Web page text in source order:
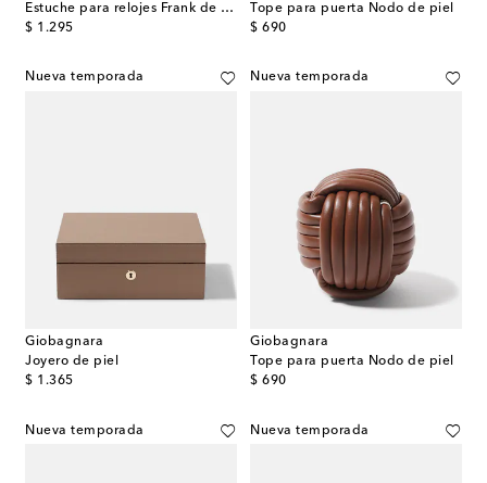
Estuche para relojes Frank de piel
$ 1.295
original price
Tope para puerta Nodo de piel
$ 690
original price
Nueva temporada
Giobagnara
Joyero de piel
$ 1.365
original price
Nueva temporada
Giobagnara
Tope para puerta Nodo de piel
$ 690
original price
Nueva temporada Nueva temporada